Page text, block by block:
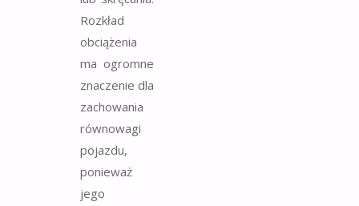
Rozkład
obciążenia
ma ogromne
znaczenie dla
zachowania
równowagi
pojazdu,
ponieważ
jego